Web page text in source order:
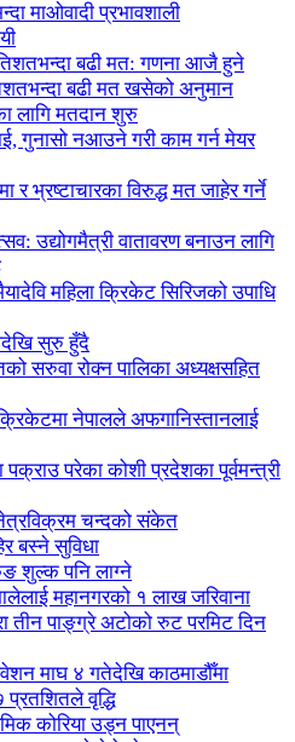
माओवादी प्रभावशाली
बढी मत: गणना आजै हुने
बढी मत खसेको अनुमान
लागि मतदान शुरु
गुनासो नआउने गरी काम गर्न मेयर
र भ्रष्टाचारका विरुद्ध मत जाहेर गर्ने
उद्योगमैत्री वातावरण बनाउन लागि
महिला क्रिकेट सिरिजको उपाधि
सुरु हुँदै
सरुवा रोक्न पालिका अध्यक्षसहित
नेपालले अफगानिस्तानलाई
परेका कोशी प्रदेशका पूर्वमन्त्री
चन्दको संकेत
बस्ने सुविधा
शुल्क पनि लाग्ने
महानगरको १ लाख जरिवाना
तीन पाङ्ग्रे अटोको रुट परमिट दिन
माघ ४ गतेदेखि काठमाडौँमा
वृद्धि
कोरिया उड्न पाएनन्